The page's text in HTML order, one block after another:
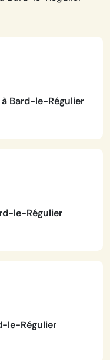
Bard-le-Régulier
le-Régulier
le-Régulier